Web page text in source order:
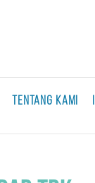
TENTANG KAMI